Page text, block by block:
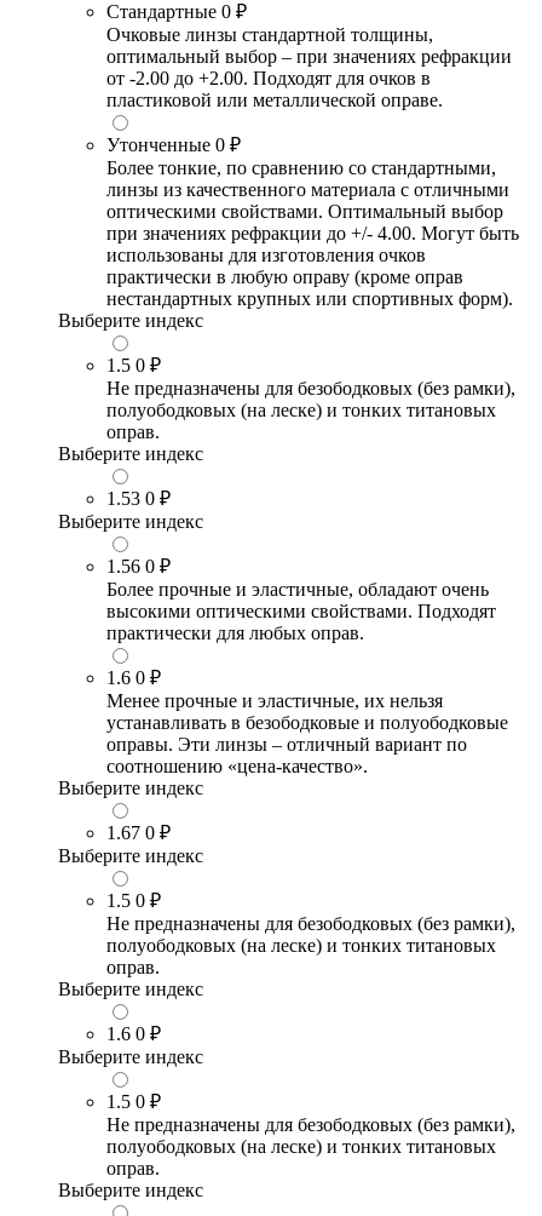
Стандартные 0 ₽
Очковые линзы стандартной толщины,
оптимальный выбор – при значениях рефракции
от -2.00 до +2.00. Подходят для очков в
пластиковой или металлической оправе.
Утонченные 0 ₽
Более тонкие, по сравнению со стандартными,
линзы из качественного материала с отличными
оптическими свойствами. Оптимальный выбор
при значениях рефракции до +/- 4.00. Могут быть
использованы для изготовления очков
практически в любую оправу (кроме оправ
нестандартных крупных или спортивных форм).
Выберите индекс
1.5 0 ₽
Не предназначены для безободковых (без рамки),
полуободковых (на леске) и тонких титановых
оправ.
Выберите индекс
1.53 0 ₽
Выберите индекс
1.56 0 ₽
Более прочные и эластичные, обладают очень
высокими оптическими свойствами. Подходят
практически для любых оправ.
1.6 0 ₽
Менее прочные и эластичные, их нельзя
устанавливать в безободковые и полуободковые
оправы. Эти линзы – отличный вариант по
соотношению «цена-качество».
Выберите индекс
1.67 0 ₽
Выберите индекс
1.5 0 ₽
Не предназначены для безободковых (без рамки),
полуободковых (на леске) и тонких титановых
оправ.
Выберите индекс
1.6 0 ₽
Выберите индекс
1.5 0 ₽
Не предназначены для безободковых (без рамки),
полуободковых (на леске) и тонких титановых
оправ.
Выберите индекс